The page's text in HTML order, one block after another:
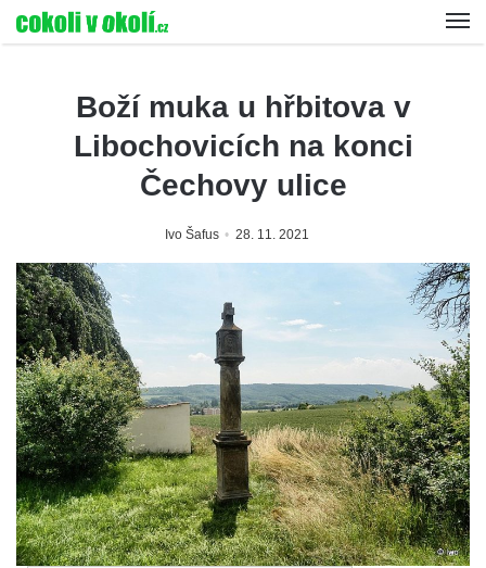
Boží muka u hřbitova v
Libochovicích na konci
Čechovy ulice
Ivo Šafus 28. 11. 2021